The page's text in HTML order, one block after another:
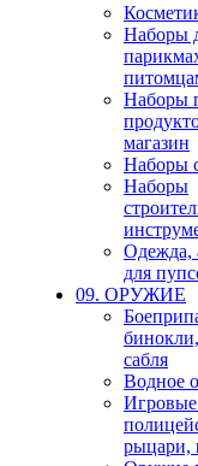
Наборы
Наборы
магазин
Наборы
Наборы
Одежда,
для
09. ОРУЖИЕ
сабля
Водное
рыцари,